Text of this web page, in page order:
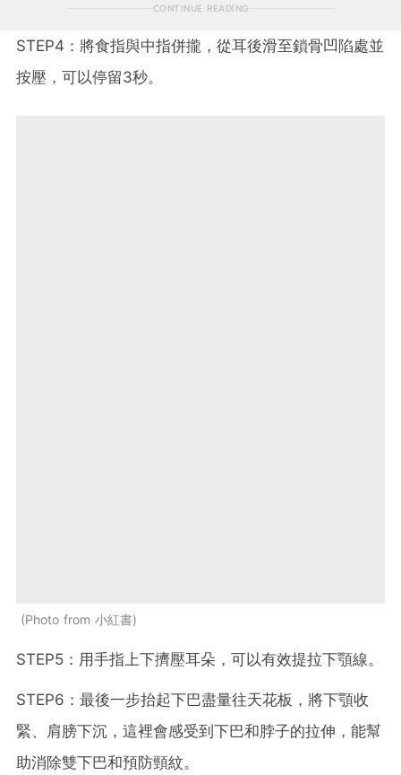
CONTINUE READING
STEP4：將食指與中指併攏，從耳後滑至鎖骨凹陷處並
按壓，可以停留3秒。
Photo from 小紅書
STEP5：用手指上下擠壓耳朵，可以有效提拉下顎線。
STEP6：最後一步抬起下巴盡量往天花板，將下顎收
緊、肩膀下沉，這裡會感受到下巴和脖子的拉伸，能幫
助消除雙下巴和預防頸紋。